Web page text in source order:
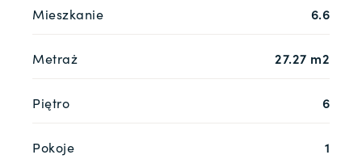
Mieszkanie 6.6
Metraż 27.27 m2
Piętro 6
Pokoje 1